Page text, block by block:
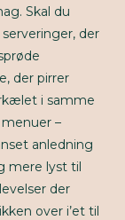
Skal du
der
der pirrer
i samme
–
anledning
mere lyst til
der
over i’et til